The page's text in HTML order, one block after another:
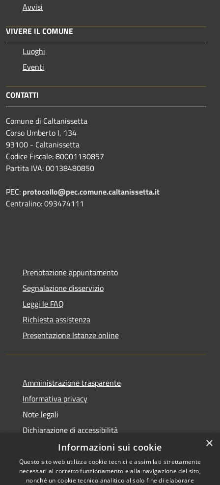
Avvisi
VIVERE IL COMUNE
Luoghi
Eventi
CONTATTI
Comune di Caltanissetta
Corso Umberto I, 134
93100 - Caltanissetta
Codice Fiscale: 80001130857
Partita IVA: 00138480850
PEC: protocollo@pec.comune.caltanissetta.it
Centralino: 093474111
Prenotazione appuntamento
Segnalazione disservizio
Leggi le FAQ
Richiesta assistenza
Presentazione Istanze online
Amministrazione trasparente
Informativa privacy
Note legali
Dichiarazione di accessibilità
Copyright © 2026 • Comune di
×
Informazioni sui cookie
Questo sito web utilizza cookie tecnici e assimilati strettamente
necessari al corretto funzionamento e alla navigazione del sito,
nonché un cookie tecnico analitico al solo fine di elaborare